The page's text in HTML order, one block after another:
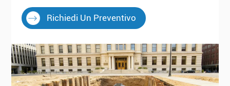
Richiedi Un Preventivo